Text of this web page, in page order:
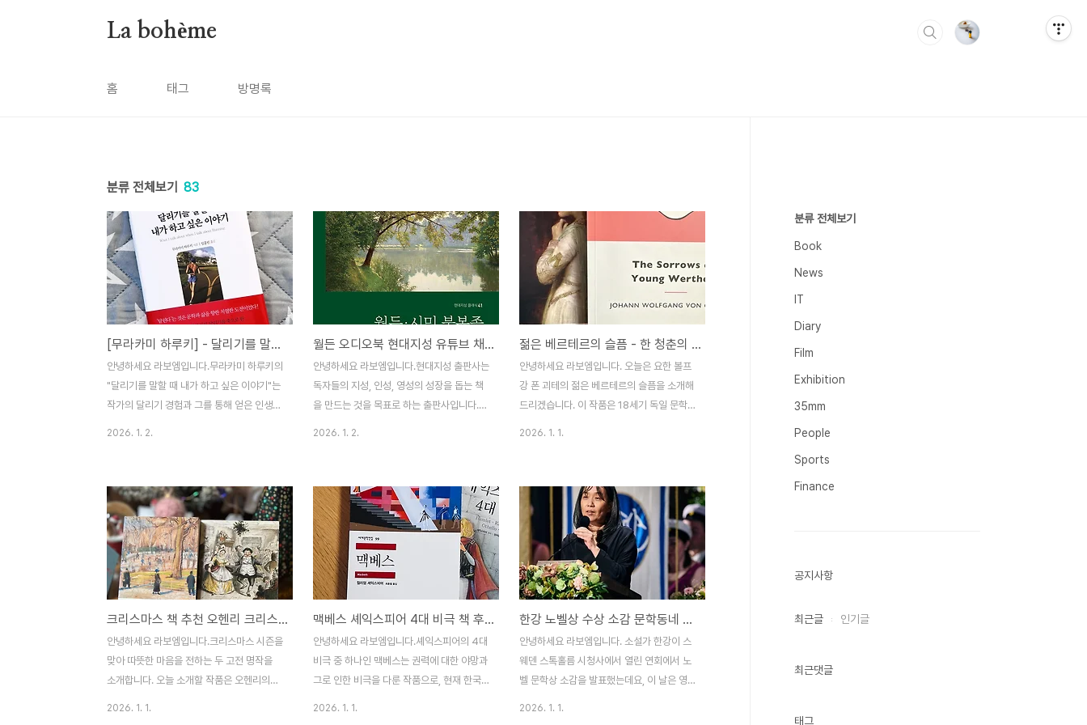
La bohème
홈 태그 방명록
분류 전체보기 83
[무라카미 하루키] - 달리기를 말할 때 내가 하고 싶은 이야기 에세이
안녕하세요 라보엠입니다.무라카미 하루키의
"달리기를 말할 때 내가 하고 싶은 이야기"는
작가의 달리기 경험과 그를 통해 얻은 인생의
달리기를 시작했습니다. 그는 이 시기를 "예
수가 세상을 떠난 나이, 스콧 피츠제럴드의
쇠락이 시작될 즈음의 나이"라고 표현하며,
달리기의 시작이 소설가로서의 본격적인 출
발점이기도 했다고 이야기합니다.하루키에게
달리기는 단순한 운동이 아닙니다. 그는 달리
기를 "인생을 사는 가운데 후천적으로 익혔던
몇 가지 습관 중에서 아마도 가장 유익하고
중요한 의미를 지닌 것"이라고 표현합니다.
꾸준한 달리기를 통해 ..
2026. 1. 2.
월든 오디오북 현대지성 유튜브 채널
안녕하세요 라보엠입니다.현대지성 출판사는
독자들의 지성, 인성, 영성의 성장을 돕는 책
을 만드는 것을 목표로 하는 출판사입니다.
출간한 도서들의 오디오북 일부를 들어볼 수
있는 오디오북 샘플이 제공되고 있습니다. 또
한 현대지성에서 출간한 책의 저자들과의 인
터뷰 영상을 통해 저자의 생각과 책의 배경을
더 깊이 이해할 수 있습니다. 새로 출간되는
책들의 소개 영상인 북 트레일러를 통해 신간
정보를 얻을 수 있으며, 효과적인 독서 방법
에 대한 조언을 제공하는 독서 팁 영상도 볼
수 있습니다. 월든 오디오북 소개 현대지성
출판사에서 출간한 월든·..
2026. 1. 2.
젊은 베르테르의 슬픔 - 한 청춘의 열정과 고뇌가 담긴 서사시
안녕하세요 라보엠입니다. 오늘은 요한 볼프
강 폰 괴테의 젊은 베르테르의 슬픔을 소개해
드리겠습니다. 이 작품은 18세기 독일 문학
공 베르테르가 친구 빌헬름에게 보내는 편지
형식으로 구성되어 있습니다. 베르테르는 한
시골 마을에서 로테라는 여인을 만나 사랑에
빠지지만, 그녀에게는 이미 약혼자가 있었습
니다. 이루어질 수 없는 사랑으로 인한 베르
테르의 내면 세계와 감정의 변화를 섬세하게
그려낸 소설입니다. 줄거리25세의 청년 베르
테르는 평화로운 시골 마을로 이주합니다. 그
는 한 무도회에서 로테를 만나 첫눈에 반하게
됩니다. 베르테르와 로테는..
2026. 1. 1.
크리스마스 책 추천 오헨리 크리스마스 선물 찰스 디킨스 크리스마스 캐롤
안녕하세요 라보엠입니다.크리스마스 시즌을
맞아 따뜻한 마음을 전하는 두 고전 명작을
소개합니다. 오늘 소개할 작품은 오헨리의
2026. 1. 1.
맥베스 셰익스피어 4대 비극 책 후기 소개
안녕하세요 라보엠입니다.셰익스피어의 4대
비극 중 하나인 맥베스는 권력에 대한 야망과
그로 인한 비극을 다룬 작품으로, 현재 한국
2026. 1. 1.
한강 노벨상 수상 소감 문학동네 우리말 원문 공개
안녕하세요 라보엠입니다. 소설가 한강이 스
웨덴 스톡홀름 시청사에서 열린 연회에서 노
벨 문학상 소감을 발표했는데요, 이 날은 영
2026. 1. 1.
분류 전체보기
Book
News
IT
Diary
Film
Exhibition
35mm
People
Sports
Finance
공지사항
최근글 인기글
최근댓글
태그